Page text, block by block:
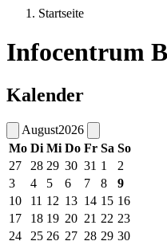
Startseite
Infocentrum
Kalender
August2026
Mo Di Mi Do Fr Sa So
27
28 29 30 31 1
2
3
4 5 6 7 8
9
10
11 12 13 14 15 16
17
18 19 20 21 22 23
24
25 26 27 28 29 30